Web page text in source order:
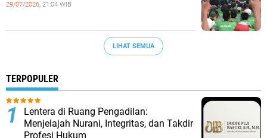
29/07/2026, 21:04 WIB
LIHAT SEMUA
TERPOPULER
​Lentera di Ruang Pengadilan:
Menjelajah Nurani, Integritas, dan Takdir
Profesi Hukum